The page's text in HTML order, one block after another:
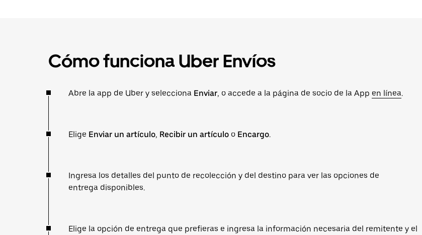
Cómo funciona Uber Envíos
Abre la app de Uber y selecciona Enviar, o accede a la página de socio de la App en línea.
Elige Enviar un artículo, Recibir un artículo o Encargo.
Ingresa los detalles del punto de recolección y del destino para ver las opciones de
entrega disponibles.
Elige la opción de entrega que prefieras e ingresa la información necesaria del remitente y el